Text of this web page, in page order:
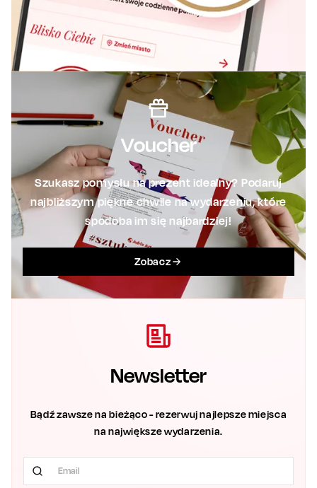
Voucher
Szukasz pomysłu na prezent idealny? Podaruj
najbliższym piękne chwile na wydarzeniu, które
spodoba im się najbardziej!
Zobacz
Newsletter
Bądź zawsze na bieżąco - rezerwuj najlepsze miejsca
na największe wydarzenia.